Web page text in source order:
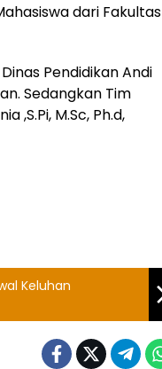
dari Fakultas
Pendidikan Andi
Sedangkan Tim
,S.Pi, M.Sc, Ph.d,
Keluhan